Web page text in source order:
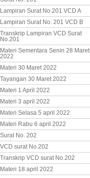
Lampiran Surat No.201 VCD A
Lampiran Surat No. 201 VCD B
Transkrip Lampiran VCD Surat
No.201
Materi Sementara Senin 28 Maret
2022
Materi 30 Maret 2022
Tayangan 30 Maret 2022
Materi 1 April 2022
Materi 3 april 2022
Materi Selasa 5 april 2022
Materi Rabu 6 april 2022
Surat No. 202
VCD surat No.202
Transkrip VCD surat No.202
Materi 18 april 2022